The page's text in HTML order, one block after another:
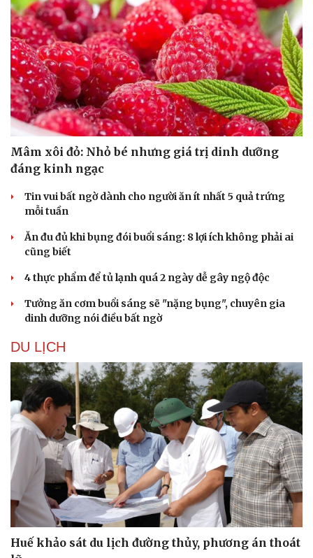
Mâm xôi đỏ: Nhỏ bé nhưng giá trị dinh dưỡng
đáng kinh ngạc
Tin vui bất ngờ dành cho người ăn ít nhất 5 quả trứng
mỗi tuần
Ăn đu đủ khi bụng đói buổi sáng: 8 lợi ích không phải ai
cũng biết
4 thực phẩm để tủ lạnh quá 2 ngày dễ gây ngộ độc
Tưởng ăn cơm buổi sáng sẽ "nặng bụng", chuyên gia
dinh dưỡng nói điều bất ngờ
DU LỊCH
Huế khảo sát du lịch đường thủy, phương án thoát